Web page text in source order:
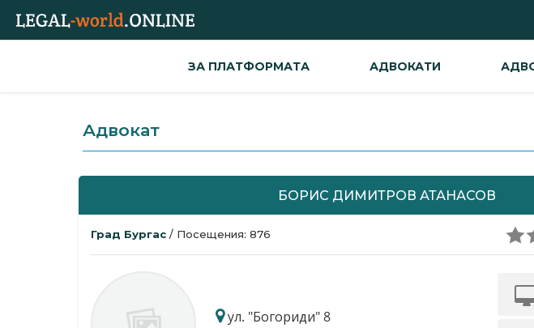
ЗА ПЛАТФОРМАТА АДВОКАТИ
Адвокат
БОРИС ДИМИТРОВ АТАНАСОВ
Град Бургас / Посещения: 876
ул. "Богориди" 8